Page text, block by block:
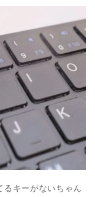
るキーがないちゃん